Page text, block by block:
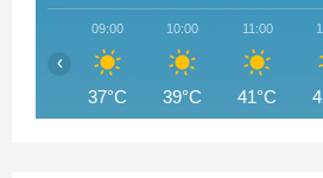
09:00
37°C
10:00
39°C
11:00
41°C
‹